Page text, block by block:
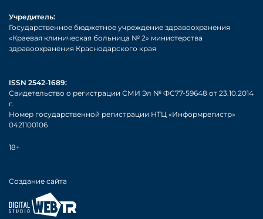
Учредитель:
Государственное бюджетное учреждение здравоохранения
«Краевая клиническая больница № 2» министерства
здравоохранения Краснодарского края
ISSN 2542-1689:
Свидетельство о регистрации СМИ Эл № ФС77-59648 от 23.10.2014
г.
Номер государственной регистрации НТЦ «Информрегистр»
0421100106
18+
Создание сайта